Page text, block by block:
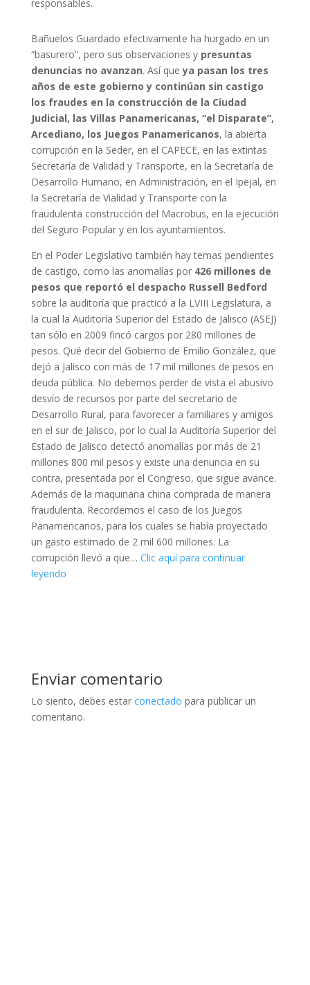
responsables.
Bañuelos Guardado efectivamente ha hurgado en un
“basurero”, pero sus observaciones y presuntas
denuncias no avanzan. Así queya pasan los tres
años de este gobierno y continúan sin castigo
los fraudes en la construcción de la Ciudad
Judicial, las Villas Panamericanas, “el Disparate”,
Arcediano, los Juegos Panamericanos, la abierta
corrupción en la Seder, en el CAPECE, en las extintas
Secretaría de Validad y Transporte, en la Secretaría de
Desarrollo Humano, en Administración, en el Ipejal, en
la Secretaría de Vialidad y Transporte con la
fraudulenta construcción del Macrobus, en la ejecución
del Seguro Popular y en los ayuntamientos.
En el Poder Legislativo también hay temas pendientes
de castigo, como las anomalías por 426 millones de
pesos que reportó el despacho Russell Bedford
sobre la auditoría que practicó a la LVIII Legislatura, a
la cual la Auditoría Superior del Estado de Jalisco (ASEJ)
tan sólo en 2009 fincó cargos por 280 millones de
pesos. Qué decir del Gobierno de Emilio González, que
dejó a Jalisco con más de 17 mil millones de pesos en
deuda pública. No debemos perder de vista el abusivo
desvío de recursos por parte del secretario de
Desarrollo Rural, para favorecer a familiares y amigos
en el sur de Jalisco, por lo cual la Auditoría Superior del
Estado de Jalisco detectó anomalías por más de 21
millones 800 mil pesos y existe una denuncia en su
contra, presentada por el Congreso, que sigue avance.
Además de la maquinaria china comprada de manera
fraudulenta. Recordemos el caso de los Juegos
Panamericanos, para los cuales se había proyectado
un gasto estimado de 2 mil 600 millones. La
corrupción llevó a que… Clic aquí para continuar
leyendo
Enviar comentario
Lo siento, debes estar conectado para publicar un
comentario.